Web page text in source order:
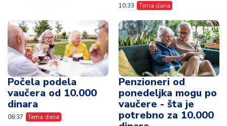
10:33 Tema dana
Počela podela
vaučera od 10.000
dinara
08:37 Tema dana
Penzioneri od
ponedeljka mogu po
vaučere - šta je
potrebno za 10.000